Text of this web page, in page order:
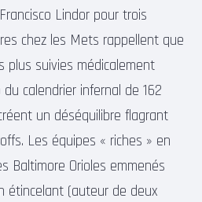
Lindor pour trois
chez les Mets rappellent que
plus suivies médicalement
calendrier infernal de 162
un déséquilibre flagrant
Les équipes « riches » en
Baltimore Orioles emmenés
étincelant (auteur de deux